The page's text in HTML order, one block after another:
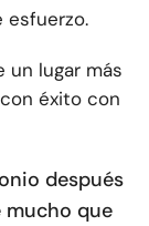
un lugar más
éxito con
después
mucho que